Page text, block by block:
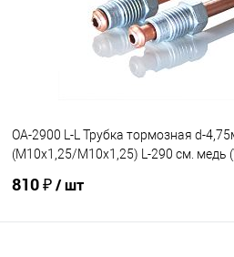
OA-2900 L-L Трубка тормозная d-
(М10х1,25/М10х1,25) L-290 см. медь
810 ₽/ шт